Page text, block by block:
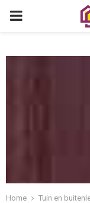
PRIMARY
Home
Tuin en